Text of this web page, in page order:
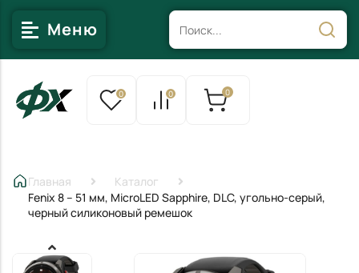
Меню
0 0 0
Главная
Каталог
Fenix 8 – 51 мм, MicroLED Sapphire, DLC, угольно-серый,
черный силиконовый ремешок